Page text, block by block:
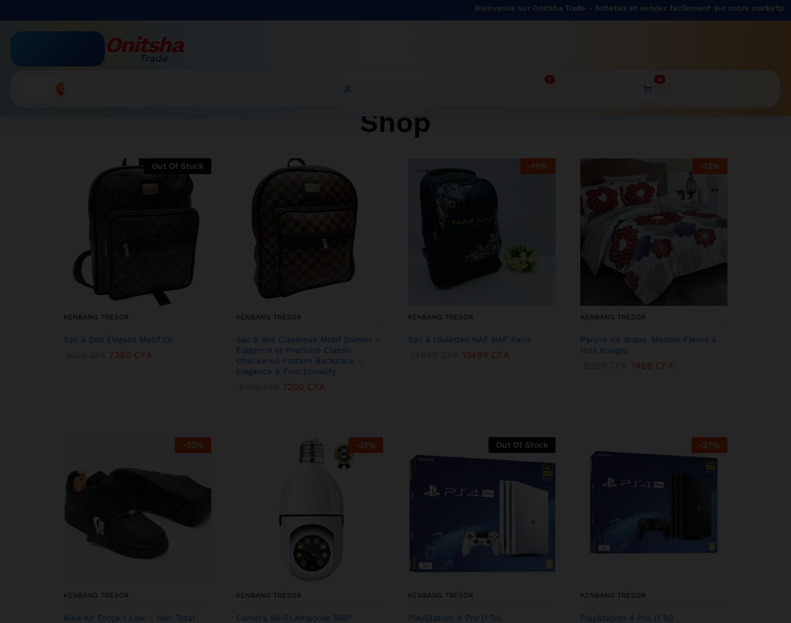
Bienvenue sur Onitsha Trade - Achetez et vendez facilement sur notre marketplace.
Onitsha
Trade
1 0
Accueil
Shop
Out Of Stock
KENBANG TRÉSOR
Sac à Dos Élégant Motif LV
7380 CFA
KENBANG TRÉSOR
Sac à dos Classique Motif Damier –
Élégance et Praticité Classic
Checkered Pattern Backpack –
Elegance & Functionality
7200 CFA
-19%
KENBANG TRÉSOR
Sac à roulettes NAF NAF Paris
13499 CFA
-13%
KENBANG TRÉSOR
Parure de draps. Modèle Fleurs à
Pois Rouges
7469 CFA
-32%
KENBANG TRÉSOR
Nike Air Force 1 Low – Noir Total
-21%
KENBANG TRÉSOR
Caméra Wi-Fi Ampoule 360°
Out Of Stock
KENBANG TRÉSOR
PlayStation 4 Pro (1 To)
-27%
KENBANG TRÉSOR
PlayStation 4 Pro (1 To)